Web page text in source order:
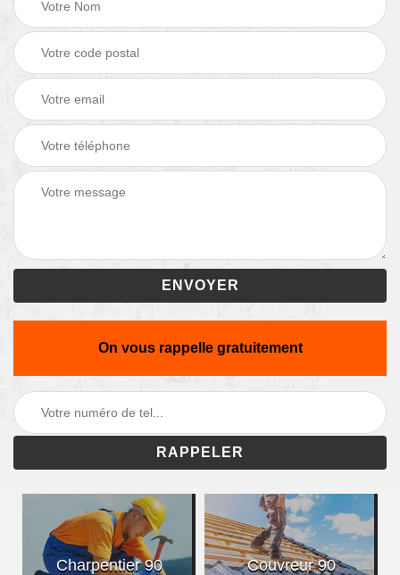
On vous rappelle gratuitement
Charpentier 90 Couvreur 90